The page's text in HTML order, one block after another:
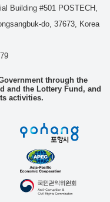
Building #501 POSTECH,
do, 37673, Korea
through the
and the Lottery Fund, and
activities.